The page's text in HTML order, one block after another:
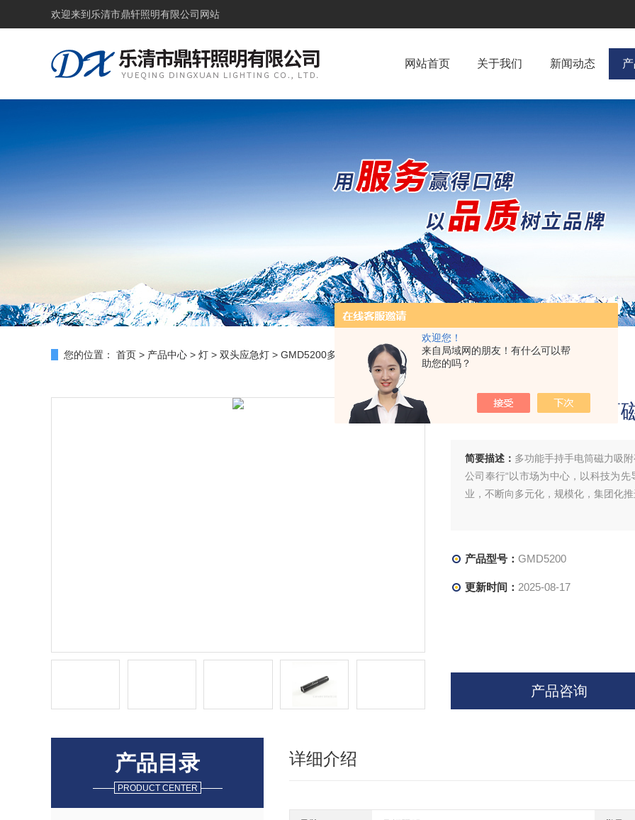
欢迎您！
来自局域网的朋友！有什么可以帮
助您的吗？
欢迎来到 乐清市鼎轩照明有限公司网站
网站首页 关于我们 新闻动态
您的位置： 首页 > 产品中心 > 灯 > 双头应急灯 > GMD5200多功能手持手电筒磁力吸附夜间电力应急
多功能手持手电
简要描述： 多功能手持手电筒磁力吸
公司奉行“以市场为中心，以科技为
业，不断向多元化，规模化，集团化
产品型号： GMD5200
更新时间： 2025-08-17
产品咨询
产品目录
PRODUCT CENTER
详细介绍